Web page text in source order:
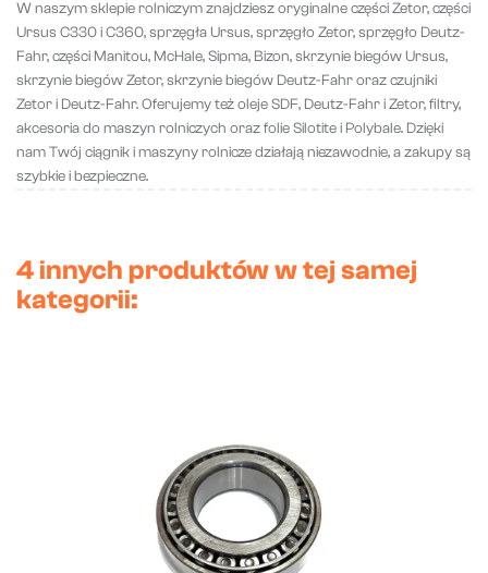
W naszym sklepie rolniczym znajdziesz oryginalne części Zetor, części
Ursus C330 i C360, sprzęgła Ursus, sprzęgło Zetor, sprzęgło Deutz-
Fahr, części Manitou, McHale, Sipma, Bizon, skrzynie biegów Ursus,
skrzynie biegów Zetor, skrzynie biegów Deutz-Fahr oraz czujniki
Zetor i Deutz-Fahr. Oferujemy też oleje SDF, Deutz-Fahr i Zetor, filtry,
akcesoria do maszyn rolniczych oraz folie Silotite i Polybale. Dzięki
nam Twój ciągnik i maszyny rolnicze działają niezawodnie, a zakupy są
szybkie i bezpieczne.
4 innych produktów w tej samej
kategorii: